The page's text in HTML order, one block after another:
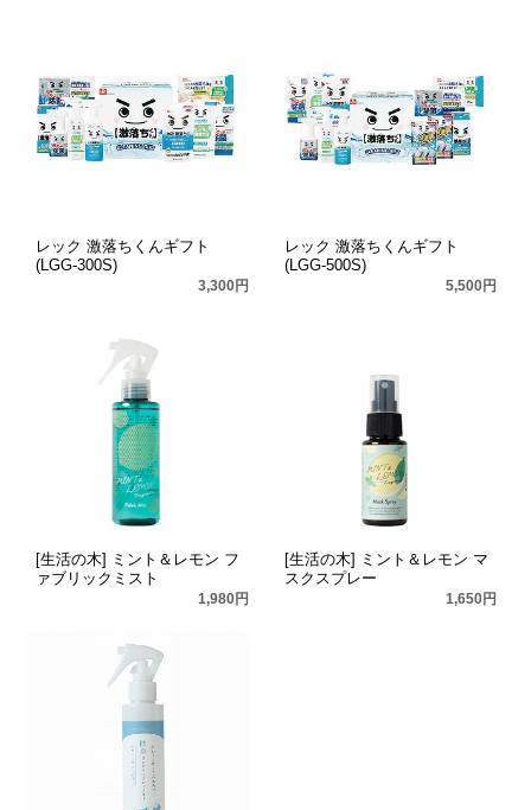
レック 激落ちくんギフト
(LGG-300S)
3,300円
レック 激落ちくんギフト
(LGG-500S)
5,500円
[生活の木] ミント＆レモン フ
ァブリックミスト
1,980円
[生活の木] ミント＆レモン マ
スクスプレー
1,650円